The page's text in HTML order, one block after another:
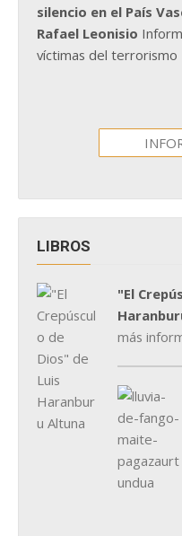
silencio en el País
Rafael Leonisio
víctimas del terrorismo
LIBROS
"El
más